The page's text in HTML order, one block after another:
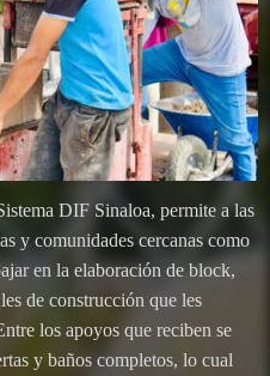
DIF Sinaloa, permite a las
y comunidades cercanas como
en la elaboración de block,
de construcción que les
los apoyos que reciben se
y baños completos, lo cual